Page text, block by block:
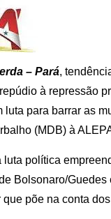
– Pará,
à repressão
luta para barrar as
(MDB) à
política
Bolsonaro/
põe na conta